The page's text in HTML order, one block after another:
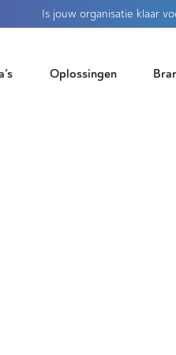
Is jouw organisatie klaar
Oplossingen